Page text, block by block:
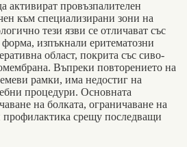
активират провъзпалителен
към специализирани зони на
тези язви се отличават със
изпъкнали еритематозни
област, покрита със сиво-
Въпреки повторението на
рамки, има недостиг на
процедури. Основната
на болката, ограничаване на
профилактика срещу последващи